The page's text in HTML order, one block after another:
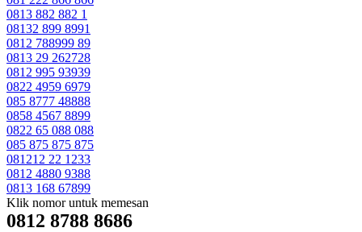
0813 882 882 1
08132 899 8991
0812 788999 89
0813 29 262728
0812 995 93939
0822 4959 6979
085 8777 48888
0858 4567 8899
0822 65 088 088
085 875 875 875
081212 22 1233
0812 4880 9388
0813 168 67899
Klik nomor untuk memesan
0812 8788 8686